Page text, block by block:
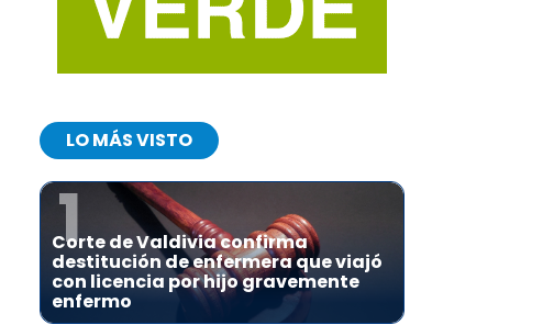
LO MÁS VISTO
1
Corte de Valdivia confirma
destitución de enfermera que viajó
con licencia por hijo gravemente
enfermo